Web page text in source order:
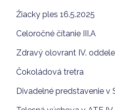
Žiacky ples 16.5.2025
Celoročné čítanie III.A
Zdravý olovrant IV.
Čokoládová tretra
Divadelné predstavenie v